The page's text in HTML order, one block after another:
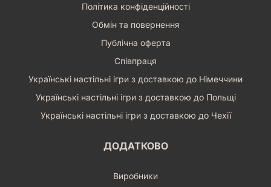
Політика конфіденційності
Обмін та повернення
Публічна оферта
Співпраця
Українські настільні ігри з доставкою до Німеччини
Українські настільні ігри з доставкою до Польщі
Українські настільні ігри з доставкою до Чехії
ДОДАТКОВО
Виробники